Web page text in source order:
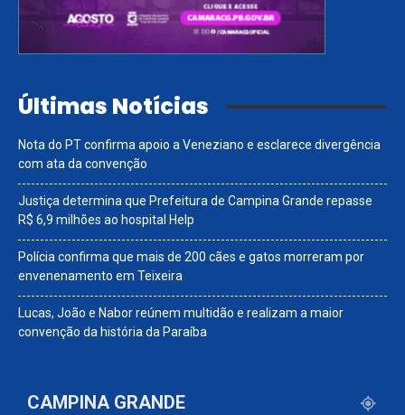
Últimas Notícias
Nota do PT confirma apoio a Veneziano e esclarece divergência
com ata da convenção
Justiça determina que Prefeitura de Campina Grande repasse
R$ 6,9 milhões ao hospital Help
Polícia confirma que mais de 200 cães e gatos morreram por
envenenamento em Teixeira
Lucas, João e Nabor reúnem multidão e realizam a maior
convenção da história da Paraíba
CAMPINA GRANDE